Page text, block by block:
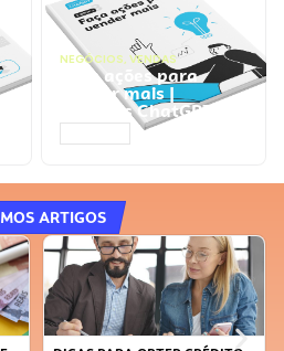
NEGÓCIOS, VENDAS
Faça ações para
vender mais |
Prompts ChatGPT
ARTIGOS